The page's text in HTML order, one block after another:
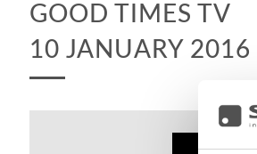
GOOD TIMES TV
10 JANUARY 2016